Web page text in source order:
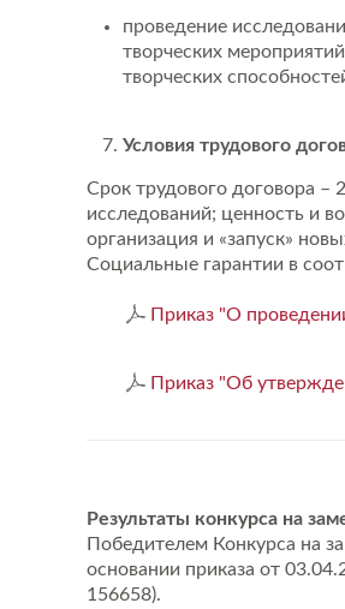
проведение
творческих
творческих
Условия трудового
Срок трудового договора –
исследований; ценность и
организация и «запуск»
Социальные гарантии в
Приказ "О
Приказ "Об
Результаты конкурса на
Победителем Конкурса на
основании приказа от
156658).